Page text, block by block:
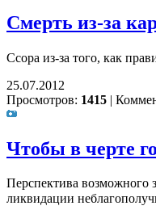
Смерть из-за
Ссора из-за того, как
25.07.2012
Просмотров: 1415 |
Чтобы в черте
Перспектива возможного
ликвидации